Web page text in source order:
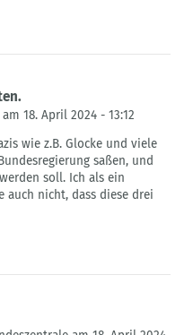
18. April 2024 - 13:12
wie z.B. Glocke und viele
saßen, und
soll. Ich als ein
auch nicht, dass diese drei